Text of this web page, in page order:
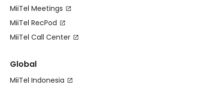
MiiTel Meetings
MiiTel RecPod
MiiTel Call Center
Global
MiiTel Indonesia